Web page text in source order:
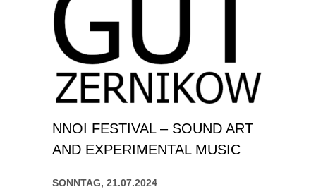
NNOI FESTIVAL – SOUND ART
AND EXPERIMENTAL MUSIC
SONNTAG, 21.07.2024